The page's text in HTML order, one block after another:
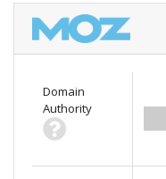
Domain
Authority